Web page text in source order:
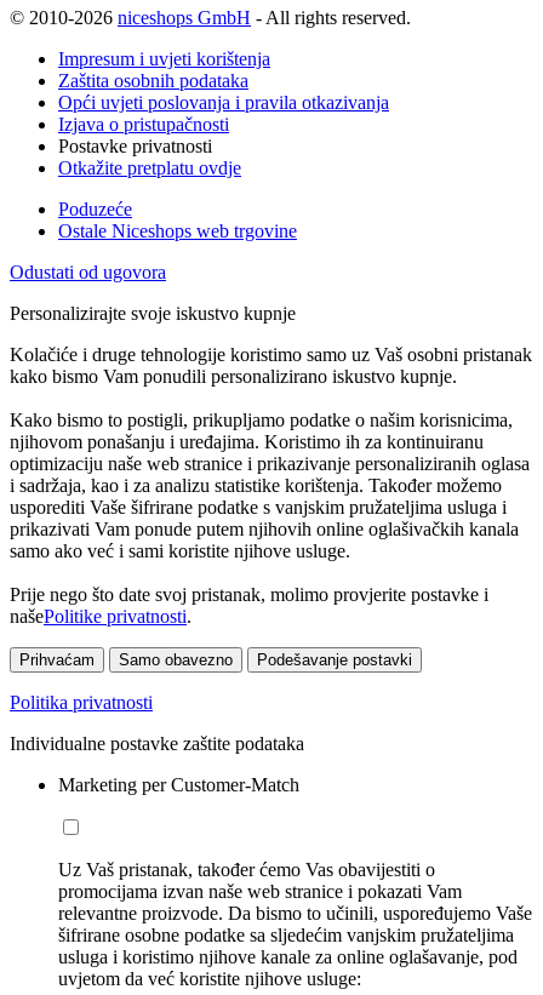
© 2010-2026 niceshops GmbH - All rights reserved.
Impresum i uvjeti korištenja
Zaštita osobnih podataka
Opći uvjeti poslovanja i pravila otkazivanja
Izjava o pristupačnosti
Postavke privatnosti
Otkažite pretplatu ovdje
Poduzeće
Ostale Niceshops web trgovine
Odustati od ugovora
Personalizirajte svoje iskustvo kupnje
Kolačiće i druge tehnologije koristimo samo uz Vaš osobni pristanak
kako bismo Vam ponudili personalizirano iskustvo kupnje.
Kako bismo to postigli, prikupljamo podatke o našim korisnicima,
njihovom ponašanju i uređajima. Koristimo ih za kontinuiranu
optimizaciju naše web stranice i prikazivanje personaliziranih oglasa
i sadržaja, kao i za analizu statistike korištenja. Također možemo
usporediti Vaše šifrirane podatke s vanjskim pružateljima usluga i
prikazivati Vam ponude putem njihovih online oglašivačkih kanala
samo ako već i sami koristite njihove usluge.
Prije nego što date svoj pristanak, molimo provjerite postavke i
našePolitike privatnosti.
Prihvaćam Samo obavezno Podešavanje postavki
Politika privatnosti
Individualne postavke zaštite podataka
Marketing per Customer-Match
Uz Vaš pristanak, također ćemo Vas obavijestiti o
promocijama izvan naše web stranice i pokazati Vam
relevantne proizvode. Da bismo to učinili, uspoređujemo Vaše
šifrirane osobne podatke sa sljedećim vanjskim pružateljima
usluga i koristimo njihove kanale za online oglašavanje, pod
uvjetom da već koristite njihove usluge: